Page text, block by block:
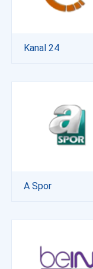
Kanal 24
A Spor